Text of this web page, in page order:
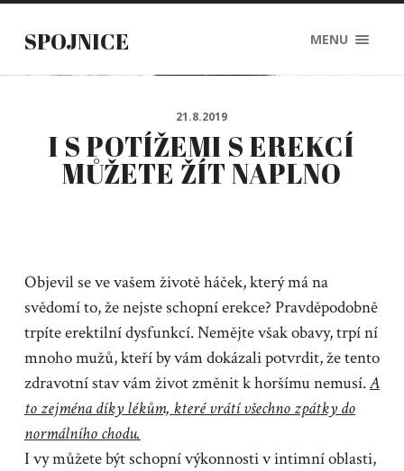
SPOJNICE MENU
21.8.2019
I S POTÍŽEMI S EREKCÍ
MŮŽETE ŽÍT NAPLNO
Objevil se ve vašem životě háček, který má na
svědomí to, že nejste schopní erekce? Pravděpodobně
trpíte erektilní dysfunkcí. Nemějte však obavy, trpí ní
mnoho mužů, kteří by vám dokázali potvrdit, že tento
zdravotní stav vám život změnit k horšímu nemusí.A
to zejména díky lékům, které vrátí všechno zpátky do
normálního chodu.
I vy můžete být schopní výkonnosti v intimní oblasti,